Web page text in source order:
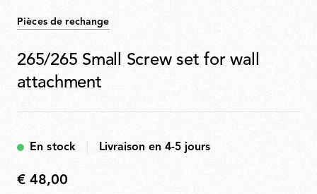
Pièces de rechange
265/265 Small Screw set for wall
attachment
En stock Livraison en 4-5 jours
€
€ 48,00